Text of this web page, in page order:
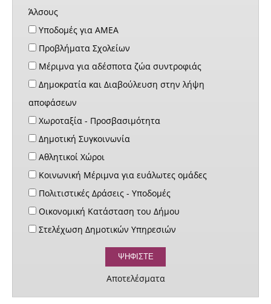
Άλσους
Υποδομές για ΑΜΕΑ
Προβλήματα Σχολείων
Μέριμνα για αδέσποτα ζώα συντροφιάς
Δημοκρατία και Διαβούλευση στην λήψη
αποφάσεων
Χωροταξία - Προσβασιμότητα
Δημοτική Συγκοινωνία
Αθλητικοί Χώροι
Κοινωνική Μέριμνα για ευάλωτες ομάδες
Πολιτιστικές Δράσεις - Υποδομές
Οικονομική Κατάσταση του Δήμου
Στελέχωση Δημοτικών Υπηρεσιών
Αποτελέσματα